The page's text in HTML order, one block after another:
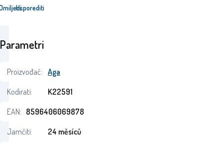
Usporediti
Parametri
Proizvođač: Aga
Kodirati:
K22591
EAN: 8596406069878
Jamčiti:
24 měsíců